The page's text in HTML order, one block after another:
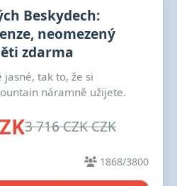
Beskydech:
neomezený
zdarma
jasné, tak to, že si
náramně užijete.
3 716 CZK CZK
1868/3800